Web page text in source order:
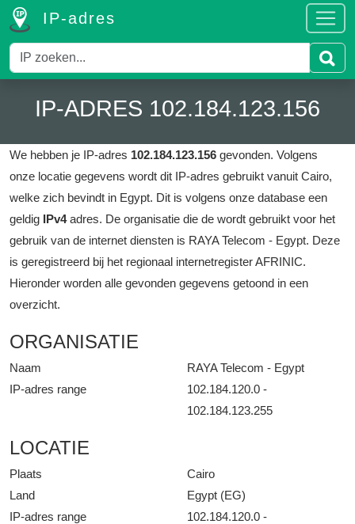
IP-adres
IP-ADRES 102.184.123.156
We hebben je IP-adres 102.184.123.156 gevonden. Volgens
onze locatie gegevens wordt dit IP-adres gebruikt vanuit Cairo,
welke zich bevindt in Egypt. Dit is volgens onze database een
geldig IPv4adres. De organisatie die de wordt gebruikt voor het
gebruik van de internet diensten is RAYA Telecom - Egypt. Deze
is geregistreerd bij het regionaal internetregister AFRINIC.
Hieronder worden alle gevonden gegevens getoond in een
overzicht.
ORGANISATIE
Naam
RAYA Telecom - Egypt
IP-adres range
102.184.120.0 -
102.184.123.255
LOCATIE
Plaats
Cairo
Land
Egypt (EG)
IP-adres range
102.184.120.0 -